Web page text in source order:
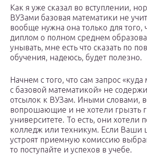
Как я уже сказал во вступлении,
ВУЗами базовая математики не
вообще нужна она только для того,
диплом о полном среднем
унывать, мне есть что сказать по
обучения, надеюсь, будет полезно.
Начнем с того, что сам запрос
с базовой математикой» не
отсылок к ВУЗам. Иными словами,
вопрошающие и не хотели грызть
университете. То есть, они хотели
колледж или техникум. Если Ваши
устроят приемную комиссию
то поступайте и успехов в учебе.